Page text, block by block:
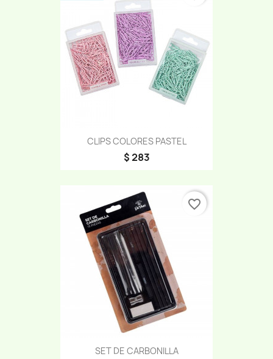
CLIPS COLORES PASTEL
$ 283
SET DE CARBONILLA
favorite_border